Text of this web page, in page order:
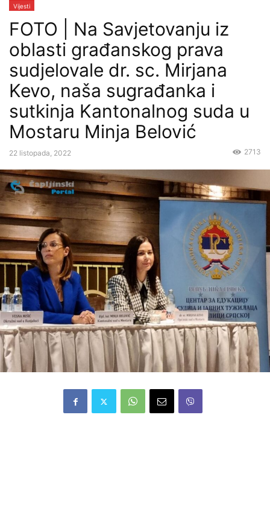
Vijesti
FOTO | Na Savjetovanju iz
oblasti građanskog prava
sudjelovale dr. sc. Mirjana
Kevo, naša sugrađanka i
sutkinja Kantonalnog suda u
Mostaru Minja Belović
22 listopada, 2022 2713